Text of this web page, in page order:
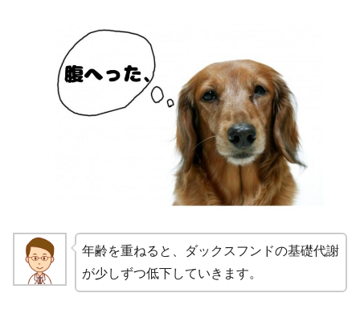
年齢を重ねると、ダックスフンドの基礎代謝
が少しずつ低下していきます。